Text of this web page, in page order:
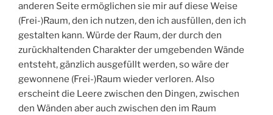
anderen Seite ermöglichen sie mir auf diese Weise
(Frei-)Raum, den ich nutzen, den ich ausfüllen, den ich
gestalten kann. Würde der Raum, der durch den
zurückhaltenden Charakter der umgebenden Wände
entsteht, gänzlich ausgefüllt werden, so wäre der
gewonnene (Frei-)Raum wieder verloren. Also
erscheint die Leere zwischen den Dingen, zwischen
den Wänden aber auch zwischen den im Raum